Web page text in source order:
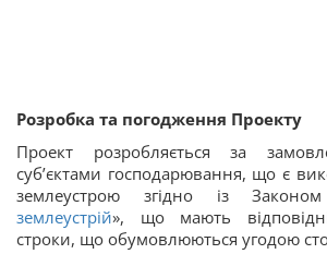
Розробка та погодження Проекту
Проект розробляється за
суб’єктами господарювання, що є
землеустрою згідно із
землеустрій», що мають
строки, що обумовлюються угодою